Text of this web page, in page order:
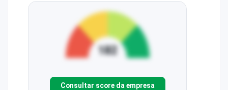
Consultar score da empresa